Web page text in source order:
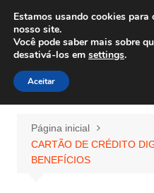
para
conteúdo
Wiley Wales
corais algas e vida marinha
Página inicial
CARTÃO DE CRÉDITO
BENEFÍCIOS
Estamos usando cookies para
nosso site.
Você pode saber mais sobre
desativá-los em settings.
Aceitar